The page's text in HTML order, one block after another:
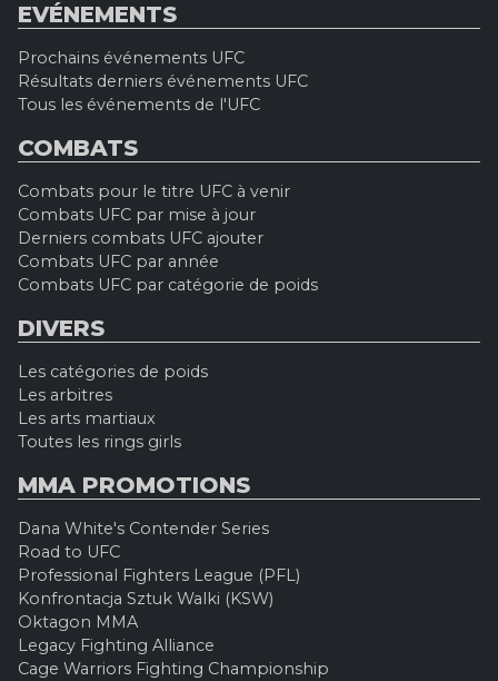
EVÉNEMENTS
Prochains événements UFC
Résultats derniers événements UFC
Tous les événements de l'UFC
COMBATS
Combats pour le titre UFC à venir
Combats UFC par mise à jour
Derniers combats UFC ajouter
Combats UFC par année
Combats UFC par catégorie de poids
DIVERS
Les catégories de poids
Les arbitres
Les arts martiaux
Toutes les rings girls
MMA PROMOTIONS
Dana White's Contender Series
Road to UFC
Professional Fighters League (PFL)
Konfrontacja Sztuk Walki (KSW)
Oktagon MMA
Legacy Fighting Alliance
Cage Warriors Fighting Championship